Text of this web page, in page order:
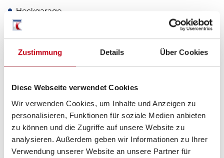
Zustimmung Details Über Cookies
Diese Webseite verwendet Cookies
Wir verwenden Cookies, um Inhalte und Anzeigen zu
personalisieren, Funktionen für soziale Medien anbieten
zu können und die Zugriffe auf unsere Website zu
analysieren. Außerdem geben wir Informationen zu Ihrer
Verwendung unserer Website an unsere Partner für
Heckgarage
GFK-Dach
Inneneinrichtung
Bettverbreiterung
Heizung / Klima